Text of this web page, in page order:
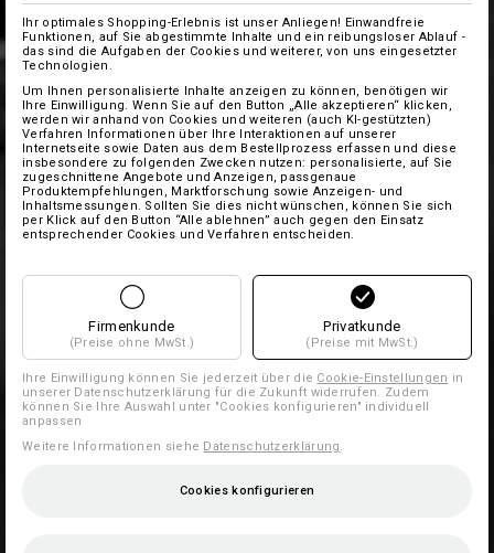
Ihr optimales Shopping-Erlebnis ist unser Anliegen! Einwandfreie
Funktionen, auf Sie abgestimmte Inhalte und ein reibungsloser Ablauf -
das sind die Aufgaben der Cookies und weiterer, von uns eingesetzter
Technologien.
Um Ihnen personalisierte Inhalte anzeigen zu können, benötigen wir
Ihre Einwilligung. Wenn Sie auf den Button „Alle akzeptieren“ klicken,
werden wir anhand von Cookies und weiteren (auch KI-gestützten)
Verfahren Informationen über Ihre Interaktionen auf unserer
Internetseite sowie Daten aus dem Bestellprozess erfassen und diese
insbesondere zu folgenden Zwecken nutzen: personalisierte, auf Sie
zugeschnittene Angebote und Anzeigen, passgenaue
Produktempfehlungen, Marktforschung sowie Anzeigen- und
Inhaltsmessungen. Sollten Sie dies nicht wünschen, können Sie sich
per Klick auf den Button “Alle ablehnen” auch gegen den Einsatz
entsprechender Cookies und Verfahren entscheiden.
Firmenkunde
(Preise ohne MwSt.)
Privatkunde
(Preise mit MwSt.)
Ihre Einwilligung können Sie jederzeit über die Cookie-Einstellungen in
unserer Datenschutzerklärung für die Zukunft widerrufen. Zudem
können Sie Ihre Auswahl unter "Cookies konfigurieren" individuell
anpassen
Weitere Informationen siehe Datenschutzerklärung.
Cookies konfigurieren